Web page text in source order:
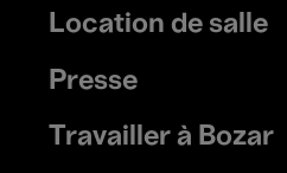
Location de salle
Presse
Travailler à Bozar